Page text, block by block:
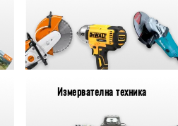
Измервателна техника